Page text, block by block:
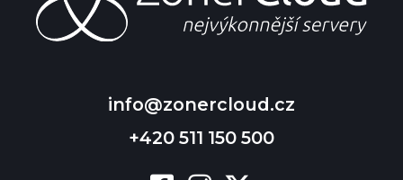
info@zonercloud.cz
+420 511 150 500